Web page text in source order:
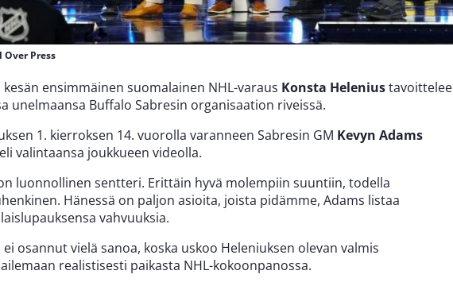
Over Press
kesän ensimmäinen suomalainen NHL-varaus Konsta Heleniustavoittelee
unelmaansa Buffalo Sabresin organisaation riveissä.
1. kierroksen 14. vuorolla varanneen Sabresin GM Kevyn Adams
valintaansa joukkueen videolla.
luonnollinen sentteri. Erittäin hyvä molempiin suuntiin, todella
Hänessä on paljon asioita, joista pidämme, Adams listaa
vahvuuksia.
ei osannut vielä sanoa, koska uskoo Heleniuksen olevan valmis
realistisesti paikasta NHL-kokoonpanossa.